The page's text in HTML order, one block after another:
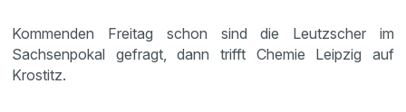
Kommenden Freitag schon sind die Leutzscher im
Sachsenpokal gefragt, dann trifft Chemie Leipzig auf
Krostitz.